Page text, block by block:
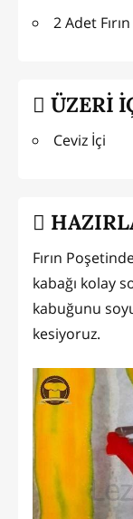
2 Adet
ÜZERİ
Ceviz İçi
Fırın
kabağı kolay
kabuğunu
kesiyoruz.